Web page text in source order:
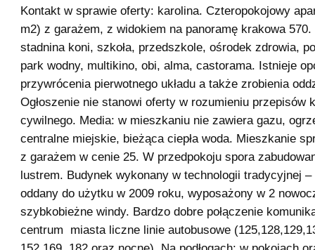
Kontakt w sprawie oferty: karolina. Czteropokojowy
m2) z garażem, z widokiem na panoramę krakowa
stadnina koni, szkoła, przedszkole, ośrodek zdrowia,
park wodny, multikino, obi, alma, castorama. Istnieje
przywrócenia pierwotnego układu a także zrobienia
Ogłoszenie nie stanowi oferty w rozumieniu przepisów
cywilnego. Media: w mieszkaniu nie zawiera gazu,
centralne miejskie, bieżąca ciepła woda. Mieszkanie
z garażem w cenie 25. W przedpokoju spora
lustrem. Budynek wykonany w technologii tradycyjnej –
oddany do użytku w 2009 roku, wyposażony w 2
szybkobieżne windy. Bardzo dobre połączenie
centrum miasta liczne linie autobusowe